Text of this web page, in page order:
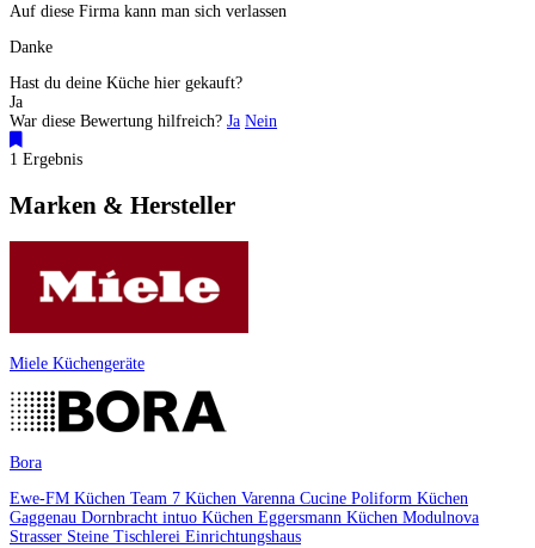
Auf diese Firma kann man sich verlassen
Danke
Hast du deine Küche hier gekauft?
Ja
War diese Bewertung hilfreich? Ja Nein
1 Ergebnis
Marken & Hersteller
Miele Küchengeräte
Bora
Ewe-FM Küchen Team 7 Küchen Varenna Cucine Poliform Küchen
Gaggenau Dornbracht intuo Küchen Eggersmann Küchen Modulnova
Strasser Steine Tischlerei Einrichtungshaus